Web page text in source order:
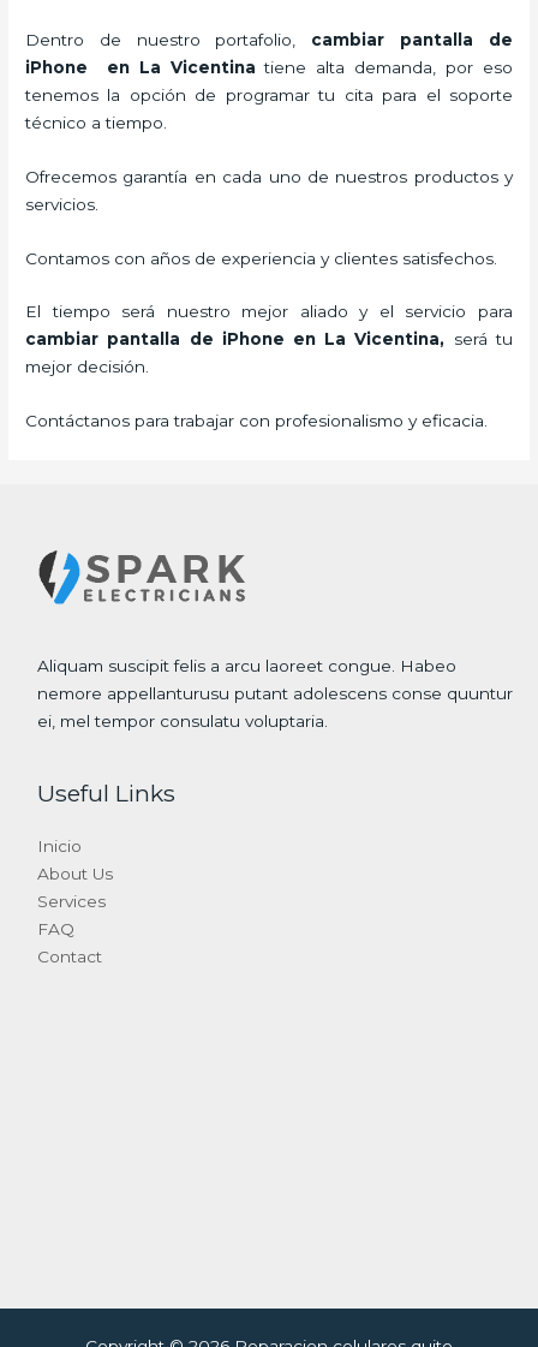
Dentro de nuestro portafolio, cambiar pantalla de
iPhone en La Vicentina tiene alta demanda, por eso
tenemos la opción de programar tu cita para el soporte
técnico a tiempo.
Ofrecemos garantía en cada uno de nuestros productos y
servicios.
Contamos con años de experiencia y clientes satisfechos.
El tiempo será nuestro mejor aliado y el servicio para
cambiar pantalla de iPhone en La Vicentina, será tu
mejor decisión.
Contáctanos para trabajar con profesionalismo y eficacia.
Aliquam suscipit felis a arcu laoreet congue. Habeo
nemore appellanturusu putant adolescens conse quuntur
ei, mel tempor consulatu voluptaria.
Useful Links
Inicio
About Us
Services
FAQ
Contact